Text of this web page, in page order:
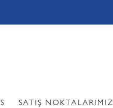
SATIŞ NOKTALARIMIZ